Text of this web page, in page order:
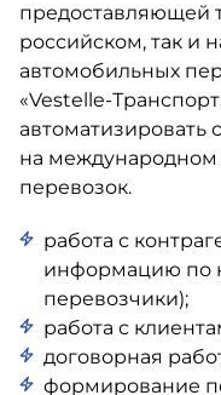
предоставляющей
российском, так и
автомобильных
«Vestelle-
автоматизировать
на
перевозок.
работа с
информацию по
перевозчики);
работа с
договорная
формирование